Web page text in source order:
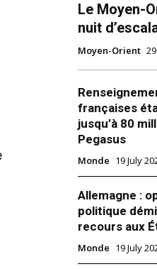
Le Moyen-
nuit
Moyen-Orient
françaises
jusqu’à 80
Pegasus
Monde 19 July
Allemagne :
politique
recours aux
Monde 19 July